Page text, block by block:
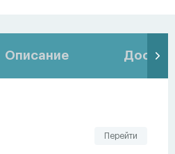
Описание
Перейти